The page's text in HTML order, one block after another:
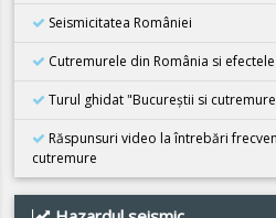
Cutremur M5.5, Bangladesh
02 Noiembrie 2025
Cutremur M4.2, Zona seismica Vrancea
25 Octombrie 2025
Cutremur M4.2, Zona seismica Vrancea
Seismicitatea României
Cutremurele din România si
Turul ghidat "Bucureştii si
Răspunsuri video la întrebări
cutremure